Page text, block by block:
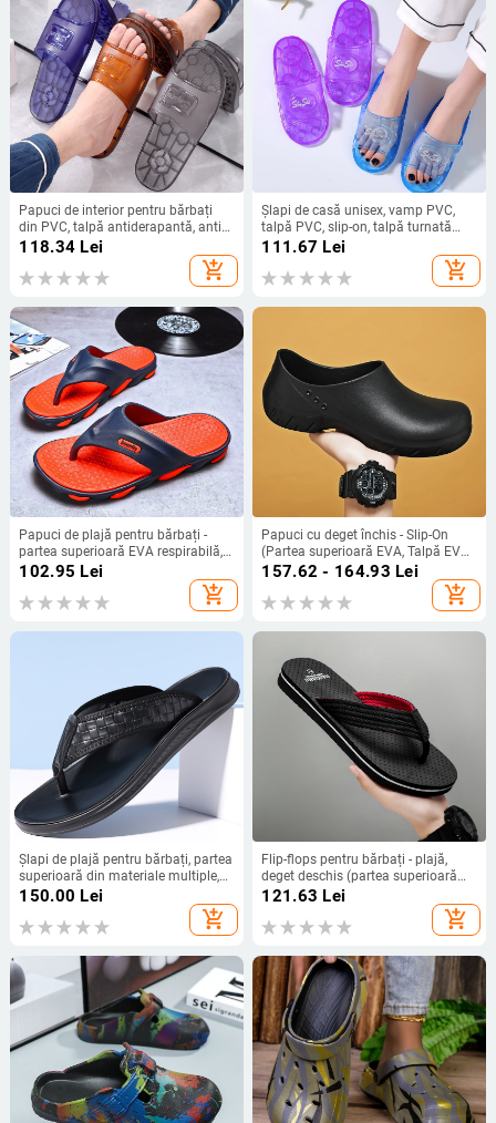
Papuci de interior pentru bărbați
din PVC, talpă antiderapantă, anti
miros, talpă groasă, tehnologie de
118.34 Lei
add_shopping_cart
Șlapi de casă unisex, vamp PVC,
talpă PVC, slip-on, talpă turnată
prin injecție, stil lejer
111.67 Lei
add_shopping_cart
Papuci de plajă pentru bărbați -
partea superioară EVA respirabilă,
talpă MD injectată, sandale cu
deget deschis, pentru tineri 18–40
102.95 Lei
add_shopping_cart
Papuci cu deget închis - Slip-On
(Partea superioară EVA, Talpă EVA,
Turnare prin injecție, Bărbați)
157.62 - 164.93 Lei
add_shopping_cart
Șlapi de plajă pentru bărbați, partea
superioară din materiale multiple,
talpă din poliuretan, construcție
150.00 Lei
add_shopping_cart
Flip-flops pentru bărbați - plajă,
deget deschis (partea superioară
PVC; talpă PVC; purtare ușoară)
121.63 Lei
add_shopping_cart